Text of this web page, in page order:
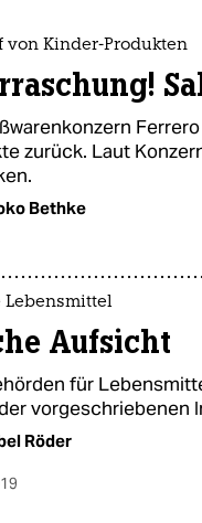
von Kinder-Produkten
zurück. Laut
Bethke
Lebensmittel
Aufsicht
für
vorgeschriebenen
Röder